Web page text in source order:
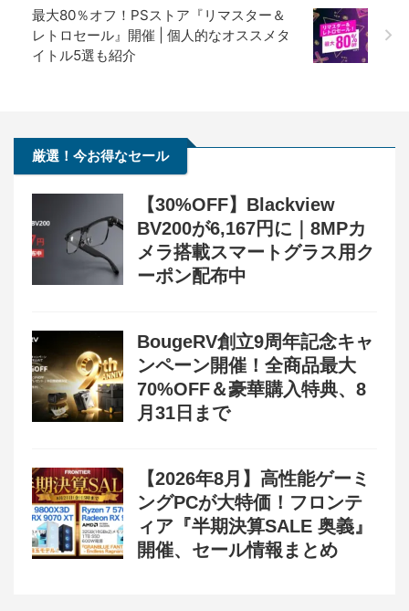
最大80％オフ！PSストア『リマスター＆
レトロセール』開催 | 個人的なオススメタ
イトル5選も紹介
厳選！今お得なセール
【30%OFF】Blackview
BV200が6,167円に｜8MPカ
メラ搭載スマートグラス用ク
ーポン配布中
BougeRV創立9周年記念キャ
ンペーン開催！全商品最大
70%OFF＆豪華購入特典、8
月31日まで
【2026年8月】高性能ゲーミ
ングPCが大特価！フロンテ
ィア『半期決算SALE 奥義』
開催、セール情報まとめ